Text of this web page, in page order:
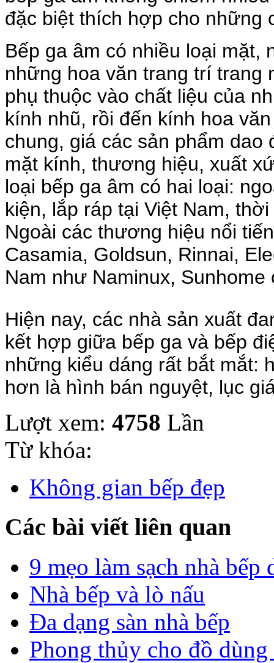
đặc biệt thích hợp cho những
Bếp ga âm có nhiều loại mặt,
những hoa văn trang trí trang
phụ thuộc vào chất liệu của
kính nhũ, rồi đến kính hoa
chung, giá các sản phẩm
mặt kính, thương hiệu, xuất
loại bếp ga âm có hai loại:
kiện, lắp ráp tại Việt Nam,
Ngoài các thương hiệu nổi
Casamia, Goldsun, Rinnai,
Nam như Naminux,
Hiện nay, các nhà sản xuất
kết hợp giữa bếp ga và bếp
những kiểu dáng rất bắt mắt:
hơn là hình bán nguyệt, lục
Lượt xem: 4758 Lần
Từ khóa:
Không gian bếp đẹp
Các bài viết liên quan
9 mẹo làm sạch nhà bếp
Nhà bếp và lò nấu
Đa dạng sàn nhà bếp
Phong thủy cho đồ dùng